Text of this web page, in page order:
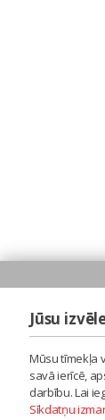
Jūsu
Mūsu tīmekļa
savā ierīcē,
darbību. Lai
Sīkdatņu